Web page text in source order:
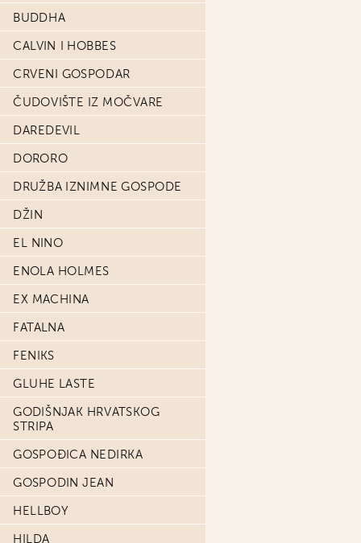
BUDDHA
CALVIN I HOBBES
CRVENI GOSPODAR
ČUDOVIŠTE IZ MOČVARE
DAREDEVIL
DORORO
DRUŽBA IZNIMNE GOSPODE
DŽIN
EL NINO
ENOLA HOLMES
EX MACHINA
FATALNA
FENIKS
GLUHE LASTE
GODIŠNJAK HRVATSKOG
STRIPA
GOSPOĐICA NEDIRKA
GOSPODIN JEAN
HELLBOY
HILDA